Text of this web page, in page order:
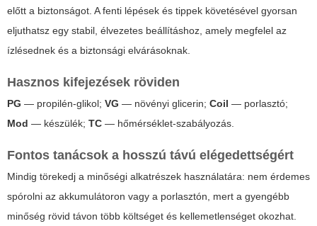
előtt a biztonságot. A fenti lépések és tippek követésével gyorsan
eljuthatsz egy stabil, élvezetes beállításhoz, amely megfelel az
ízlésednek és a biztonsági elvárásoknak.
Hasznos kifejezések röviden
PG — propilén-glikol; VG — növényi glicerin; Coil — porlasztó;
Mod — készülék; TC — hőmérséklet-szabályozás.
Fontos tanácsok a hosszú távú elégedettségért
Mindig törekedj a minőségi alkatrészek használatára: nem érdemes
spórolni az akkumulátoron vagy a porlasztón, mert a gyengébb
minőség rövid távon több költséget és kellemetlenséget okozhat.